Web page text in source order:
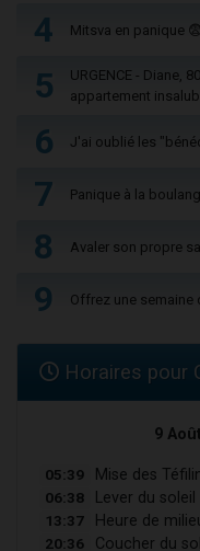
4 Mitsva en panique
5
URGENCE - Diane,
appartement
6 J'ai oublié les
7 Panique à la
8 Avaler son propre
9 Offrez une semaine
Horaires pour
9
05:39 Mise des
06:38 Lever du soleil
13:37 Heure de
20:36 Coucher du